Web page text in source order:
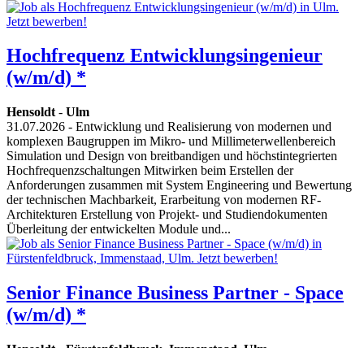
Hochfrequenz Entwicklungsingenieur
(w/m/d) *
Hensoldt - Ulm
31.07.2026 - Entwicklung und Realisierung von modernen und
komplexen Baugruppen im Mikro- und Millimeterwellenbereich
Simulation und Design von breitbandigen und höchstintegrierten
Hochfrequenzschaltungen Mitwirken beim Erstellen der
Anforderungen zusammen mit System Engineering und Bewertung
der technischen Machbarkeit, Erarbeitung von modernen RF-
Architekturen Erstellung von Projekt- und Studiendokumenten
Überleitung der entwickelten Module und...
Senior Finance Business Partner - Space
(w/m/d) *